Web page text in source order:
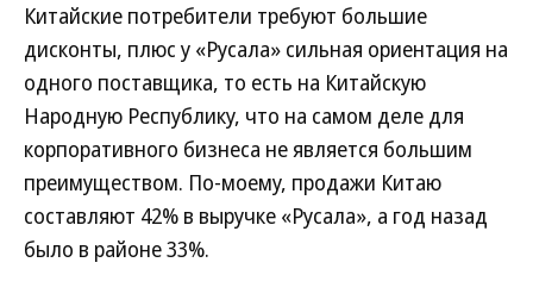
Китайские потребители требуют большие
дисконты, плюс у «Русала» сильная ориентация на
одного поставщика, то есть на Китайскую
Народную Республику, что на самом деле для
корпоративного бизнеса не является большим
преимуществом. По-моему, продажи Китаю
составляют 42% в выручке «Русала», а год назад
было в районе 33%.